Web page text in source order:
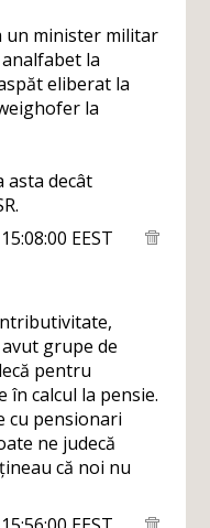
un minister militar
la
eliberat la
la
asta decât
EEST
grupe de
pentru
în calcul la pensie.
cu pensionari
ne judecă
că noi nu